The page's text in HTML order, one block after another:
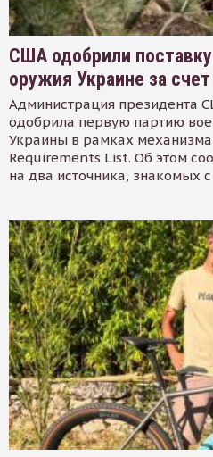
США одобрили
оружия Украине за
Администрация президента
одобрила первую партию
Украины в рамках
Requirements List. Об этом
на два источника, знакомых